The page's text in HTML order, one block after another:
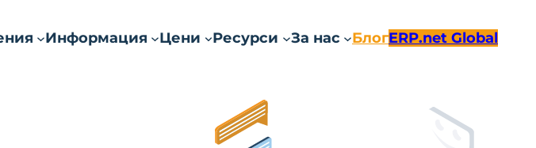
Информация Цени Ресурси За нас БлогERP.net Global